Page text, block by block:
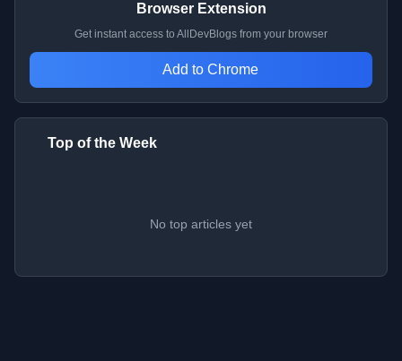
Browser Extension
Get instant access to AllDevBlogs from your browser
Add to Chrome
Top of the Week
No top articles yet